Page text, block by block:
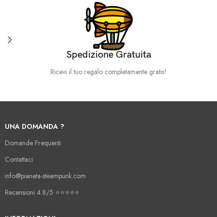
Spedizione Gratuita
Ricevi il tuo regalo completamente gratis!
UNA DOMANDA ?
Domande Frequenti
Contattaci
info@pianeta-steampunk.com
Recensioni 4.8/5 ⭐️⭐️⭐️⭐️⭐️